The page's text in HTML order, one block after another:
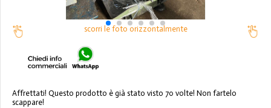
scorri le foto orizzontalmente
Affrettati! Questo prodotto è già stato visto 70 volte! Non fartelo
scappare!